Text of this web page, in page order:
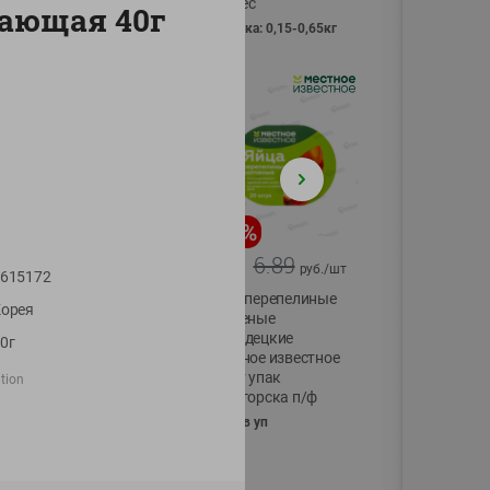
фасовка: 0,15-0,65кг
11.59
ГХИ Местное
%
6.89 руб./шт
Яйца перепелиные
копченые
Молодецкие
Местное известное
20 шт упак
Солигорска п/ф
20шт в уп
40г